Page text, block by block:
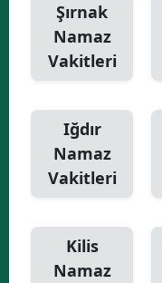
Şırnak
Namaz
Vakitleri
Iğdır
Namaz
Vakitleri
Kilis
Namaz